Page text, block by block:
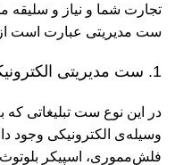
تجارت شما و نیاز و سلیقه
ست مدیریتی عبارت است
1. ست مدیریتی الکترونیکی
در این نوع ست تبلیغاتی
وسیله‌ی الکترونیکی وجود
فلش‌مموری، اسپیکر